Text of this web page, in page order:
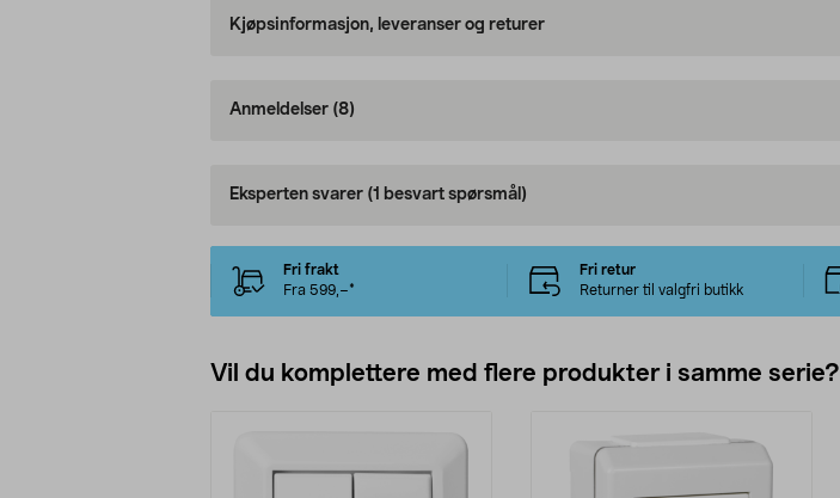
Kjøpsinformasjon, leveranser og returer
Anmeldelser (8)
Eksperten svarer (1 besvart spørsmål)
Fri frakt
Fra 599,–*
Fri retur
Returner til valgfri butikk
Vil du komplettere med flere produkter i samme serie?